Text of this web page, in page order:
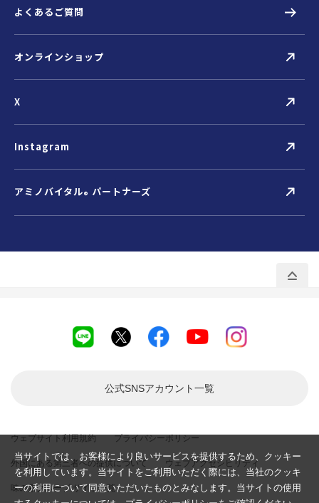
よくあるご質問
オンラインショップ
X
Instagram
アミノバイタル® パートナーズ
ウェブサイト利用規約 プライバシーポリシー
外国にある第三者への提供について ウェブアクセシビリティ
味の素グループ サイト一覧
公式SNSアカウント一覧
当サイトでは、お客様により良いサービスを提供するため、クッキー
を利用しています。当サイトをご利用いただく際には、当社のクッキ
ーの利用について同意いただいたものとみなします。当サイトの使用